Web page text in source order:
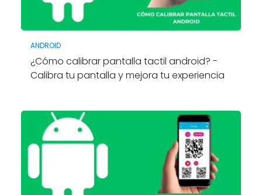
ANDROID
¿Cómo calibrar pantalla tactil android? -
Calibra tu pantalla y mejora tu experiencia